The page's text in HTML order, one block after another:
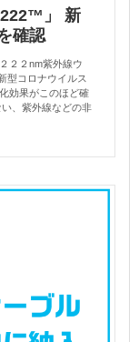
」 新
確認
２２nm紫外線ウ
型コロナウイルス
効果がこのほど確
、紫外線などの非